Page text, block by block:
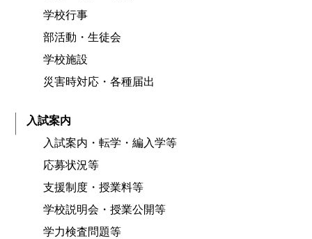
学校行事
部活動・生徒会
学校施設
災害時対応・各種届出
入試案内
入試案内・転学・編入学等
応募状況等
支援制度・授業料等
学校説明会・授業公開等
学力検査問題等